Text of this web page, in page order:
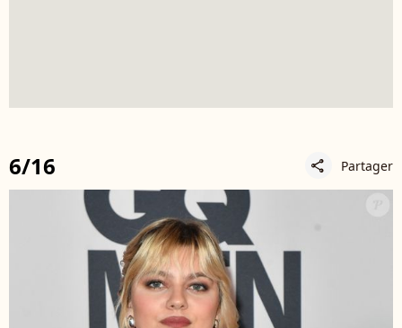
6/16 share Partager